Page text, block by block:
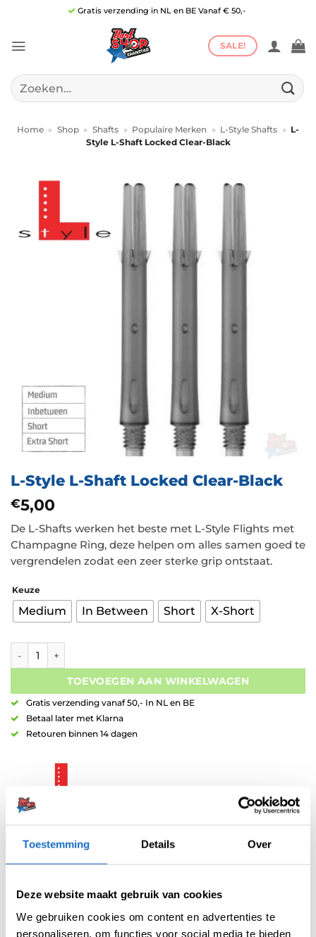
Toestemming Details Over
Deze website maakt gebruik van cookies
We gebruiken cookies om content en advertenties te
personaliseren, om functies voor social media te bieden
inhoud
Gratis verzending in NL en BE Vanaf € 50,-
SALE!
Zoeken
naar:
Home » Shop » Shafts » Populaire Merken » L-Style Shafts » L-
Style L-Shaft Locked Clear-Black
L-Style L-Shaft Locked Clear-Black
€5,00
De L-Shafts werken het beste met L-Style Flights met
Champagne Ring, deze helpen om alles samen goed te
vergrendelen zodat een zeer sterke grip ontstaat.
Keuze
Medium In Between Short X-Short
L-Style L-Shaft Locked Clear-Black aantal
TOEVOEGEN AAN WINKELWAGEN
Gratis verzending vanaf 50,- In NL en BE
Betaal later met Klarna
Retouren binnen 14 dagen
Artikelnummer:variation-2911
Merk:L-Style